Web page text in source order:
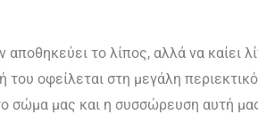
το λίπος, αλλά να καίει
οφείλεται στη μεγάλη
σώμα μας και η συσσώρευση αυτή